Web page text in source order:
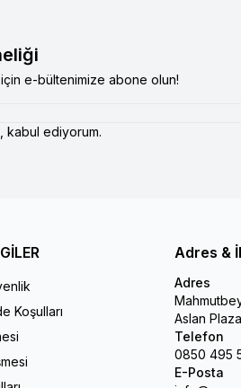
e-bültenimize abone olun!
kabul ediyorum.
Koşulları
Adres &
Adres
Aslan
Telefon
0850 495
E-Posta